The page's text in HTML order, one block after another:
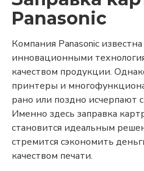
Panasonic
Компания Panasonic
инновационными
качеством продукции.
принтеры и
рано или поздно исчерпают
Именно здесь заправка
становится идеальным
стремится сэкономить
качеством печати.